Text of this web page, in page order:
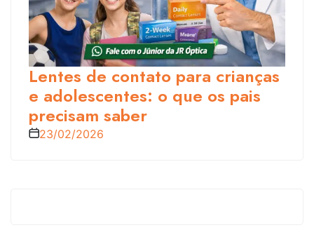
Lentes de contato para crianças
e adolescentes: o que os pais
precisam saber
23/02/2026